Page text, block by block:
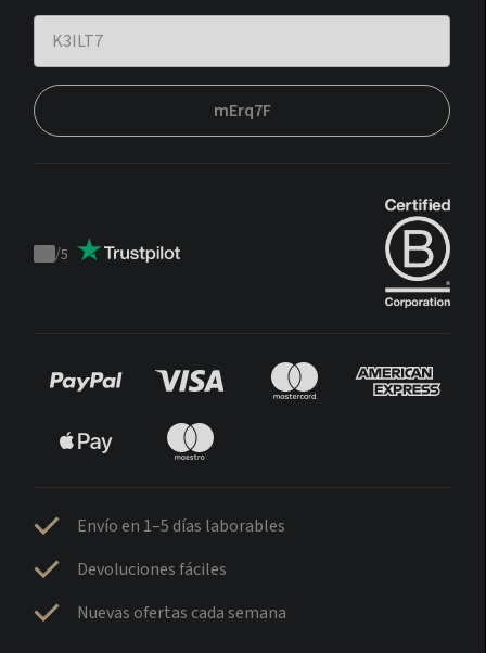
mErq7F
Trustpilot
/5
Envío en 1–5 días laborables
Devoluciones fáciles
Nuevas ofertas cada semana